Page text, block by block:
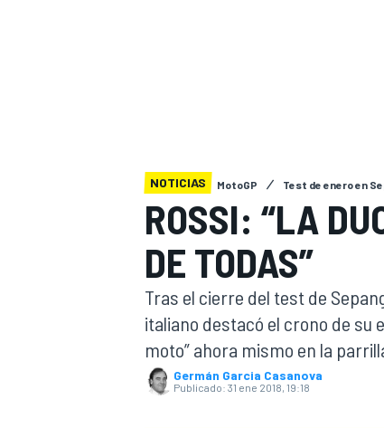
WEC FÓRMULA E
NOTICIAS MotoGP Test de enero en
ROSSI: “LA
DE TODAS”
Tras el cierre del test de
italiano destacó el crono de su
moto” ahora mismo en la
Germán Garcia Casanova
Publicado: 31 ene 2018, 19:18